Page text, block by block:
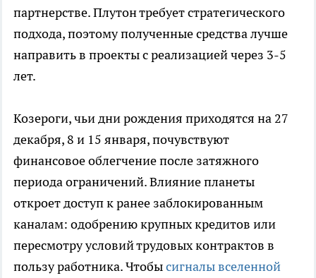
партнерстве. Плутон требует стратегического
подхода, поэтому полученные средства лучше
направить в проекты с реализацией через 3-5
лет.
Козероги, чьи дни рождения приходятся на 27
декабря, 8 и 15 января, почувствуют
финансовое облегчение после затяжного
периода ограничений. Влияние планеты
откроет доступ к ранее заблокированным
каналам: одобрению крупных кредитов или
пересмотру условий трудовых контрактов в
пользу работника. Чтобысигналы вселенной